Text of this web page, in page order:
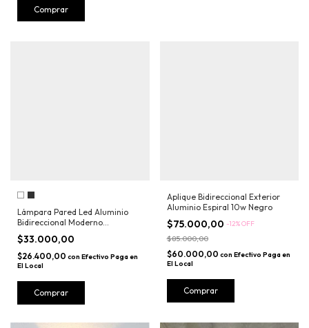
Lámpara Pared Led Aluminio
Bidireccional Moderno
Exteriores
$33.000,00
$26.400,00 con Efectivo Paga en
El Local
Comprar
Aplique Bidireccional Exterior
Aluminio Espiral 10w Negro
$75.000,00 -12%OFF
$85.000,00
$60.000,00 con Efectivo Paga en
El Local